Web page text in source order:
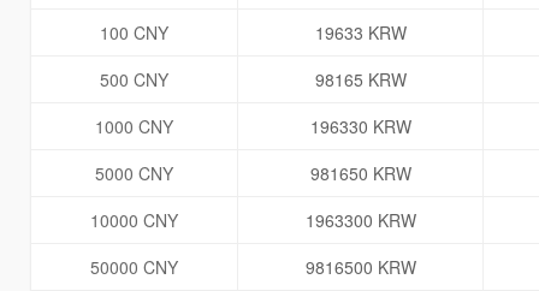
100 CNY
19633 KRW
500 CNY
98165 KRW
1000 CNY
196330 KRW
5000 CNY
981650 KRW
10000 CNY
1963300 KRW
50000 CNY
9816500 KRW